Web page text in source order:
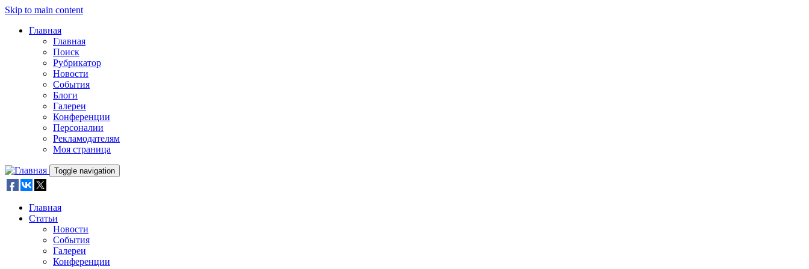
Skip to main content
Главная
Главная
Поиск
Рубрикатор
Новости
События
Блоги
Галереи
Конференции
Персоналии
Рекламодателям
Моя страница
Toggle navigation
Главная
Статьи
Новости
События
Галереи
Конференции